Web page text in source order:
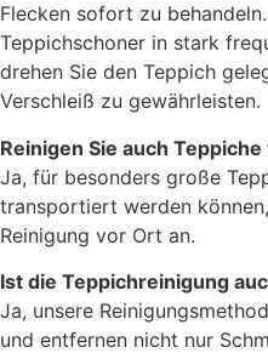
Flecken sofort zu
Teppichschoner in stark
drehen Sie den Teppich
Verschleiß zu gewährleisten.
Reinigen Sie auch
Ja, für besonders große
transportiert werden
Reinigung vor Ort an.
Ist die Teppichreinigung
Ja, unsere
und entfernen nicht nur